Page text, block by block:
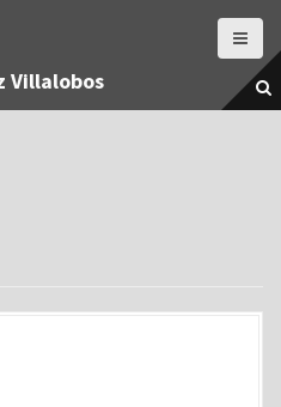
Villalobos